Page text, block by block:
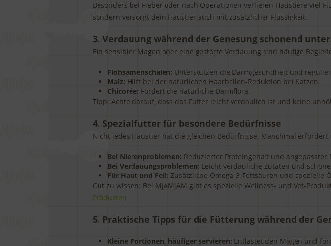
Besonders bei Fieber oder nach Operationen verlieren Haustiere viel
sondern versorgt dein Haustier auch mit zusätzlicher Flüssigkeit.
3. Verdauung während der Genesung schonend
Ein sensibler Magen oder eine gestörte Verdauung sind häufige
Flohsamenschalen: Unterstützen die Darmgesundheit und
Malz: Hilft bei der natürlichen Haarballen-Reduktion bei Katzen.
Chicorée: Fördert die natürliche Darmflora.
Tipp: Achte darauf, dass das Futter leicht verdaulich ist und keine
4. Spezialfutter für besondere Bedürfnisse
Nicht jedes Haustier hat die gleichen Bedürfnisse. Manchmal erfordert
Bei Nierenproblemen: Reduzierter Proteingehalt und angepasster
Bei Verdauungsproblemen: Leicht verdauliche Zutaten und
Für Haut und Fell: Zusätzliche Omega-3-Fettsäuren und spezielle
Gut zu wissen: Bei MjAMjAM gibt es spezielle Wellness- und Vet-
Produkten
5. Praktische Tipps für die Fütterung während der
Kleine Portionen, häufiger servieren: Entlastet den Magen und